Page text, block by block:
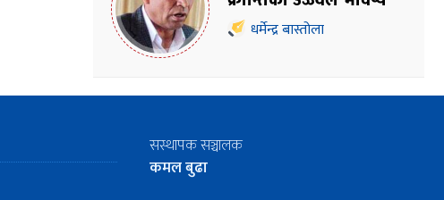
धर्मेन्द्र बास्तोला
सस्थापक सञ्चालक
कमल बुढा